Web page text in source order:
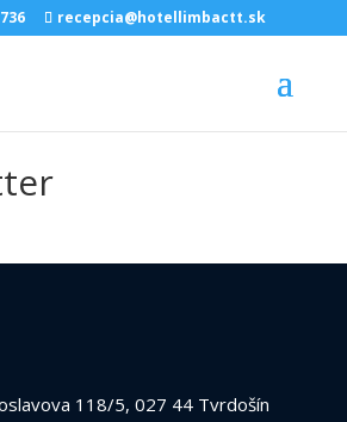
recepcia@hotellimbactt.sk
118/5, 027 44 Tvrdošín